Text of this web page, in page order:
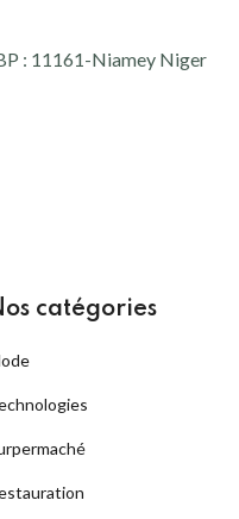
Lotion
: 11161-Niamey Niger
catégories